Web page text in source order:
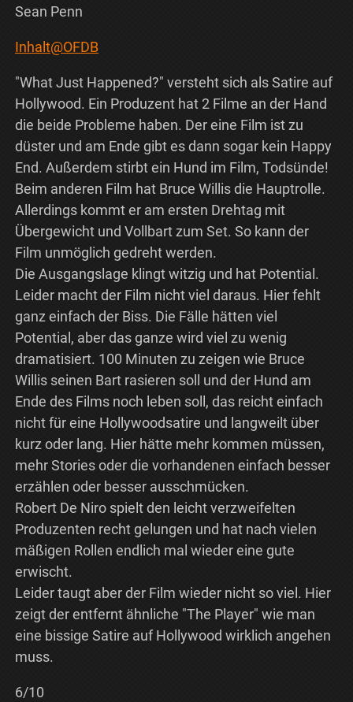
Sean Penn
Inhalt@OFDB
"What Just Happened?" versteht sich als Satire auf
Hollywood. Ein Produzent hat 2 Filme an der Hand
die beide Probleme haben. Der eine Film ist zu
düster und am Ende gibt es dann sogar kein Happy
End. Außerdem stirbt ein Hund im Film, Todsünde!
Beim anderen Film hat Bruce Willis die Hauptrolle.
Allerdings kommt er am ersten Drehtag mit
Übergewicht und Vollbart zum Set. So kann der
Film unmöglich gedreht werden.
Die Ausgangslage klingt witzig und hat Potential.
Leider macht der Film nicht viel daraus. Hier fehlt
ganz einfach der Biss. Die Fälle hätten viel
Potential, aber das ganze wird viel zu wenig
dramatisiert. 100 Minuten zu zeigen wie Bruce
Willis seinen Bart rasieren soll und der Hund am
Ende des Films noch leben soll, das reicht einfach
nicht für eine Hollywoodsatire und langweilt über
kurz oder lang. Hier hätte mehr kommen müssen,
mehr Stories oder die vorhandenen einfach besser
erzählen oder besser ausschmücken.
Robert De Niro spielt den leicht verzweifelten
Produzenten recht gelungen und hat nach vielen
mäßigen Rollen endlich mal wieder eine gute
erwischt.
Leider taugt aber der Film wieder nicht so viel. Hier
zeigt der entfernt ähnliche "The Player" wie man
eine bissige Satire auf Hollywood wirklich angehen
muss.
6/10